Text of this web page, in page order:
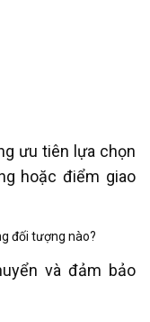
ưu tiên lựa chọn
hoặc điểm giao
đối tượng nào?
và đảm bảo